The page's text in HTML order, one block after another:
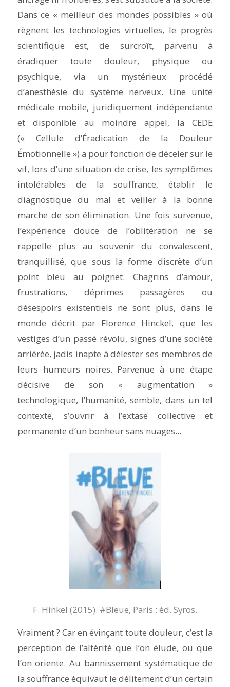
Dans ce « meilleur des mondes possibles » où
règnent les technologies virtuelles, le progrès
scientifique est, de surcroît, parvenu à
éradiquer toute douleur, physique ou
psychique, via un mystérieux procédé
d’anesthésie du système nerveux. Une unité
médicale mobile, juridiquement indépendante
et disponible au moindre appel, la CEDE
(« Cellule d’Éradication de la Douleur
Émotionnelle ») a pour fonction de déceler sur le
vif, lors d’une situation de crise, les symptômes
intolérables de la souffrance, établir le
diagnostique du mal et veiller à la bonne
marche de son élimination. Une fois survenue,
l’expérience douce de l’oblitération ne se
rappelle plus au souvenir du convalescent,
tranquillisé, que sous la forme discrète d’un
point bleu au poignet. Chagrins d’amour,
frustrations, déprimes passagères ou
désespoirs existentiels ne sont plus, dans le
monde décrit par Florence Hinckel, que les
vestiges d’un passé révolu, signes d’une société
arriérée, jadis inapte à délester ses membres de
leurs humeurs noires. Parvenue à une étape
décisive de son « augmentation »
technologique, l’humanité, semble, dans un tel
contexte, s’ouvrir à l’extase collective et
permanente d’un bonheur sans nuages...
F. Hinkel (2015). #Bleue, Paris : éd. Syros.
Vraiment ? Car en évinçant toute douleur, c’est la
perception de l’altérité que l’on élude, ou que
l’on oriente. Au bannissement systématique de
la souffrance équivaut le délitement d’un certain